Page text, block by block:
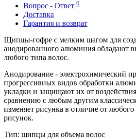
Вопрос - Ответ 0
Доставка
Гарантия и возврат
Щипцы-гофре с мелким шагом для
анодированного алюминия обладают
любого типа волос.
Анодирование - электрохимический
прогрессивных видов обработки
укладки и защищают их от
сравнению с любым другим
изменяет рисунка в отличие от
рисунок.
Тип: щипцы для объема волос